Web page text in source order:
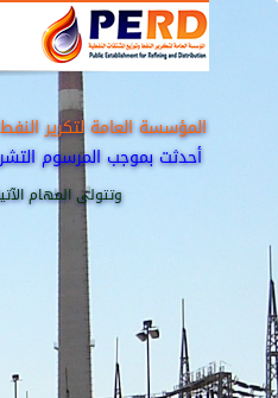
العامة لتكرير النفط وتوزيع
أحدثت بموجب المرسوم التشريعي رقم /14/ لعام
وتتولى المهام الآتية......